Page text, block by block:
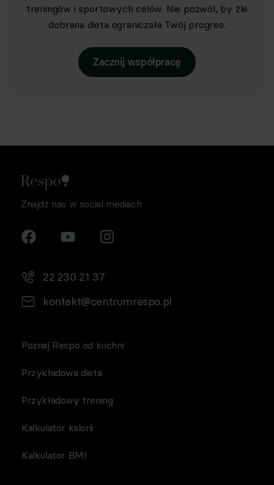
treningów i sportowych celów. Nie pozwól, by źle
dobrana dieta ograniczała Twój progres.
Zacznij współpracę
Znajdź nas w social mediach
22 230 21 37
kontakt@centrumrespo.pl
Poznaj Respo od kuchni
Przykładowa dieta
Przykładowy trening
Kalkulator kalorii
Kalkulator BMI